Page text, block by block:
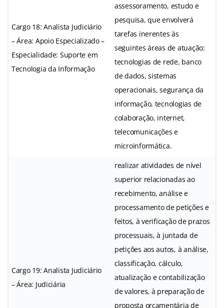
Cargo 18: Analista Judiciário
– Área: Apoio Especializado –
Especialidade: Suporte em
Tecnologia da Informação
assessoramento, estudo e
pesquisa, que envolverá
tarefas inerentes às
seguintes áreas de atuação:
tecnologias de rede, banco
de dados, sistemas
operacionais, segurança da
informação, tecnologias de
colaboração, internet,
telecomunicações e
microinformática.
Cargo 19: Analista Judiciário
– Área: Judiciária
realizar atividades de nível
superior relacionadas ao
recebimento, análise e
processamento de petições e
feitos, à verificação de prazos
processuais, à juntada de
petições aos autos, à análise,
classificação, cálculo,
atualização e contabilização
de valores, à preparação de
proposta orçamentária de